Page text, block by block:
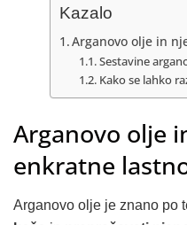
Kazalo
Arganovo olje in
Sestavine
Kako se lahko
Arganovo olje
enkratne
Arganovo olje je znano po